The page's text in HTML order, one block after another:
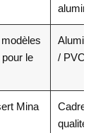
le
/ PVC
Mina
Cadres
qualité